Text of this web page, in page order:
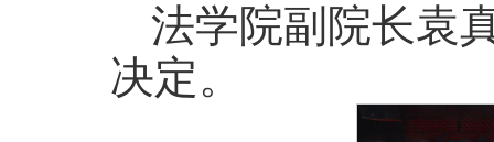
法学院副院长袁
决定。